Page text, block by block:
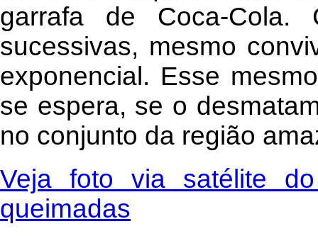
garrafa de Coca-Cola.
sucessivas, mesmo
exponencial. Esse
se espera, se o
no conjunto da região
Veja foto via satélite
queimadas